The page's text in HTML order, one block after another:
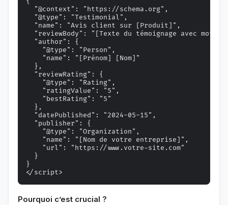
  "@context": "https://schema.org",
  "@type": "Testimonial",
  "name": "Avis client sur [Produit]",
"reviewBody": "[Texte du témoignage avec mots-
  "author": {
    "@type": "Person",
    "name": "[Prénom] [Nom]"
  },
  "reviewRating": {
    "@type": "Rating",
    "ratingValue": "5",
    "bestRating": "5"
  },
  "datePublished": "2024-05-15",
  "publisher": {
    "@type": "Organization",
    "name": "[Nom de votre entreprise]",
    "url": "https://www.votre-site.com"
  }
}
Pourquoi c’est crucial ?